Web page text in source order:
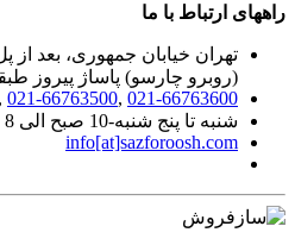
راههای ارتباط با ما
تهران خیابان جمهوری، بعد از
(روبرو چارسو) پاساژ پیروز طبقه
021-66763600
,
021-66763500
,
شنبه تا پنج شنبه-10 صبح الی 8 شب
info[at]sazforoosh.com